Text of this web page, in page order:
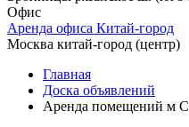
Офис
Аренда офиса Китай-город
Москва китай-город (центр)
Главная
Доска объявлений
Аренда помещений м